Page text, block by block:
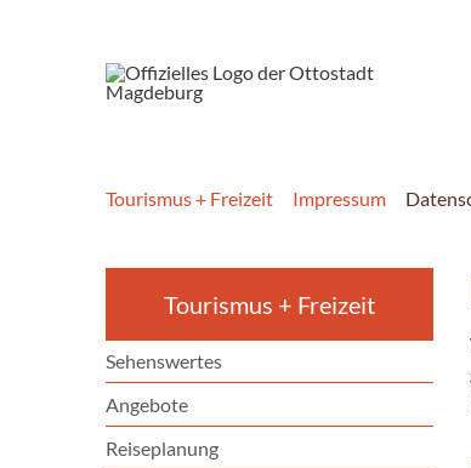
Tourismus + Freizeit Impressum
Tourismus + Freizeit
Sehenswertes
Angebote
Reiseplanung